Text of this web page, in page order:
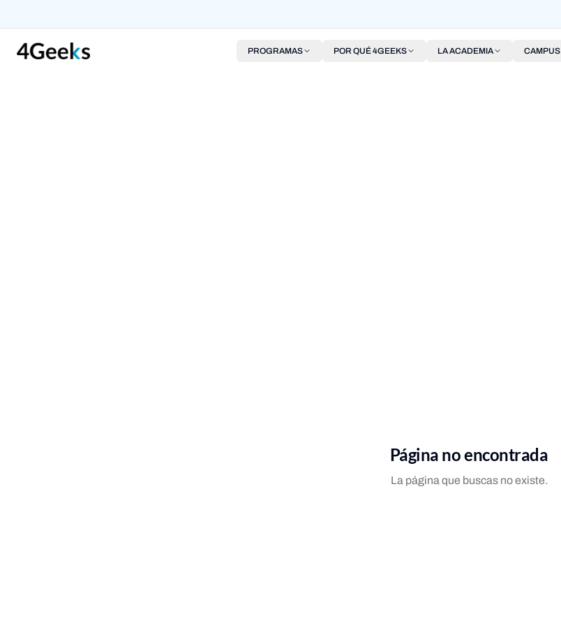
PROGRAMAS POR QUÉ 4GEEKS LA ACADEMIA CAMPUS
Página no encontrada
La página que buscas no existe.